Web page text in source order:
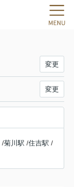
変更
変更
/菊川駅 /住吉駅 /